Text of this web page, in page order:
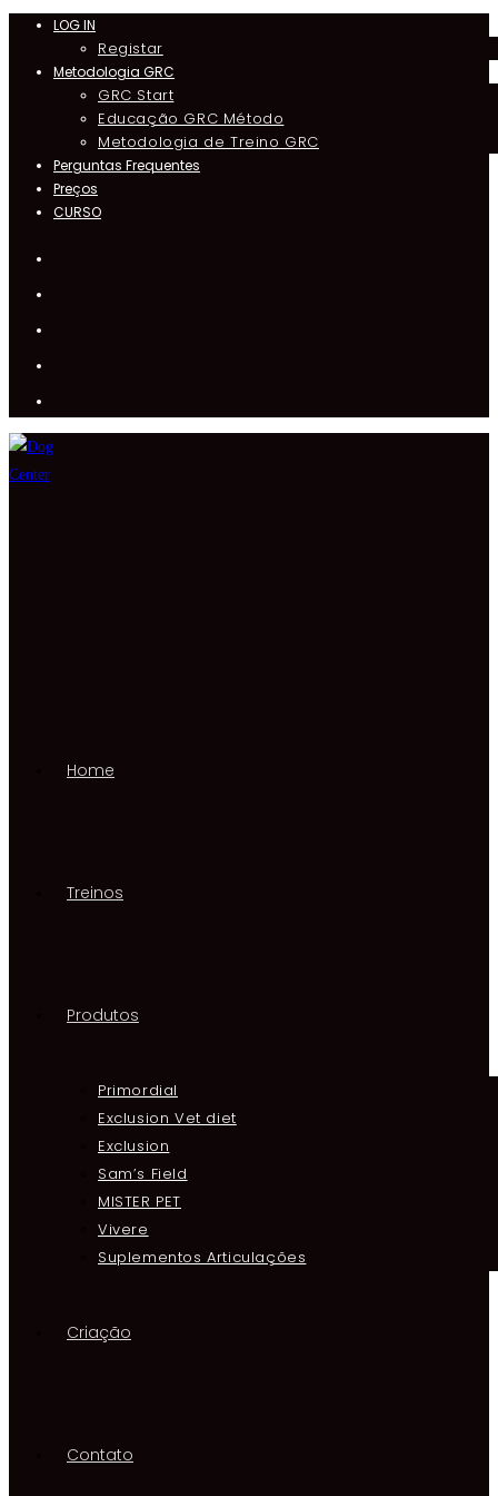
LOG IN
Registar
Metodologia GRC
GRC Start
Educação GRC Método
Metodologia de Treino GRC
Perguntas Frequentes
Preços
CURSO
Home
Treinos
Produtos
Primordial
Exclusion Vet diet
Exclusion
Sam’s Field
MISTER PET
Vivere
Suplementos Articulações
Criação
Contato